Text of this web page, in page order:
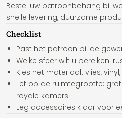
Bestel uw patroonbehang bij
snelle levering, duurzame
Checklist
Past het patroon bij de
Welke sfeer wilt u bereiken:
Kies het materiaal: vlies,
Let op de ruimtegrootte:
royale kamers
Leg accessoires klaar voor